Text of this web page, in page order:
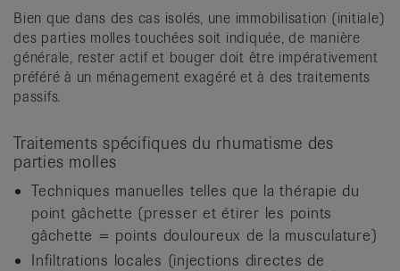
Bien que dans des cas isolés, une immobilisation (initiale)
des parties molles touchées soit indiquée, de manière
générale, rester actif et bouger doit être impérativement
préféré à un ménagement exagéré et à des traitements
passifs.
Traitements spécifiques du rhumatisme des
parties molles
Techniques manuelles telles que la thérapie du
point gâchette (presser et étirer les points
gâchette = points douloureux de la musculature)
Infiltrations locales (injections directes de